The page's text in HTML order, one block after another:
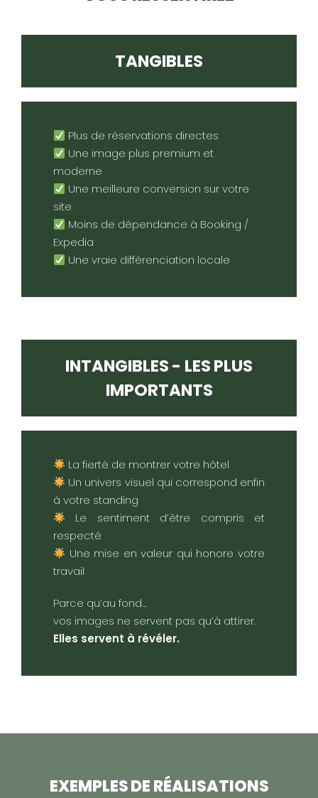
TANGIBLES
Plus de réservations directes
Une image plus premium et
moderne
Une meilleure conversion sur votre
site
Moins de dépendance à Booking /
Expedia
Une vraie différenciation locale
INTANGIBLES - LES PLUS
IMPORTANTS
La fierté de montrer votre hôtel
Un univers visuel qui correspond enfin
à votre standing
Le sentiment d’être compris et
respecté
Une mise en valeur qui honore votre
travail
Parce qu’au fond…
vos images ne servent pas qu’à attirer.
Elles servent à révéler.
EXEMPLES DE RÉALISATIONS